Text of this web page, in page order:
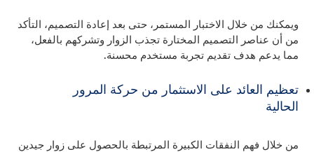
ويمكنك من خلال الاختبار المستمر، حتى بعد إعادة التصميم، التأكد
من أن عناصر التصميم المختارة تجذب الزوار وتشركهم بالفعل،
مما يدعم هدف تقديم تجربة مستخدم محسنة.
تعظيم العائد على الاستثمار من حركة المرور
الحالية
من خلال فهم النفقات الكبيرة المرتبطة بالحصول على زوار جيدين